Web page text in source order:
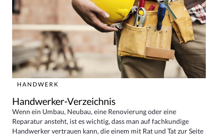
HANDWERK
Handwerker-Verzeichnis
Wenn ein Umbau, Neubau, eine Renovierung oder eine
Reparatur ansteht, ist es wichtig, dass man auf fachkundige
Handwerker vertrauen kann, die einem mit Rat und Tat zur Seite